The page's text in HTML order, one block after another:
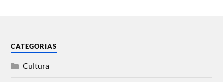
CATEGORIAS
Cultura